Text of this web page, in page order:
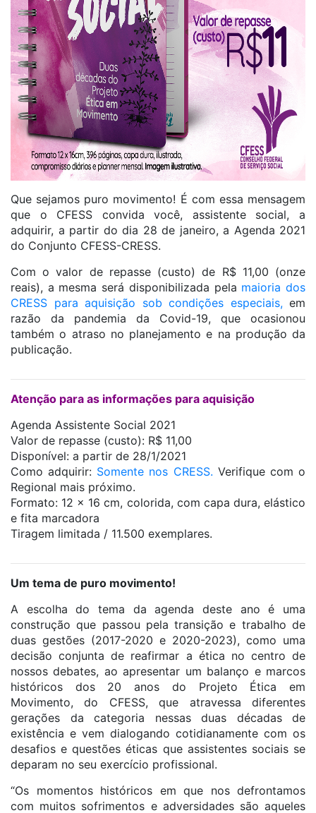
Que sejamos puro movimento! É com essa mensagem
que o CFESS convida você, assistente social, a
adquirir, a partir do dia 28 de janeiro, a Agenda 2021
do Conjunto CFESS-CRESS.
Com o valor de repasse (custo) de R$ 11,00 (onze
reais), a mesma será disponibilizada pela maioria dos
CRESS para aquisição sob condições especiais,em
razão da pandemia da Covid-19, que ocasionou
também o atraso no planejamento e na produção da
publicação.
Atenção para as informações para aquisição
Agenda Assistente Social 2021
Valor de repasse (custo): R$ 11,00
Disponível: a partir de 28/1/2021
Como adquirir: Somente nos CRESS. Verifique com o
Regional mais próximo.
Formato: 12 x 16 cm, colorida, com capa dura, elástico
e fita marcadora
Tiragem limitada / 11.500 exemplares.
Um tema de puro movimento!
A escolha do tema da agenda deste ano é uma
construção que passou pela transição e trabalho de
duas gestões (2017-2020 e 2020-2023), como uma
decisão conjunta de reafirmar a ética no centro de
nossos debates, ao apresentar um balanço e marcos
históricos dos 20 anos do Projeto Ética em
Movimento, do CFESS, que atravessa diferentes
gerações da categoria nessas duas décadas de
existência e vem dialogando cotidianamente com os
desafios e questões éticas que assistentes sociais se
deparam no seu exercício profissional.
“Os momentos históricos em que nos defrontamos
com muitos sofrimentos e adversidades são aqueles